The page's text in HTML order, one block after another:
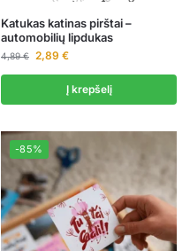
Katukas katinas pirštai –
automobilių lipdukas
4,89€ 2,89 €
Į krepšelį
-85%